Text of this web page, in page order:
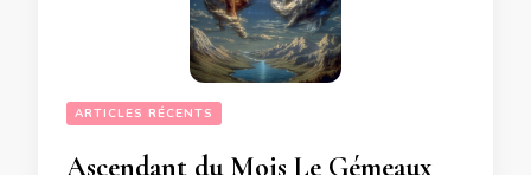
ARTICLES RÉCENTS
Ascendant du Mois Le Gémeaux